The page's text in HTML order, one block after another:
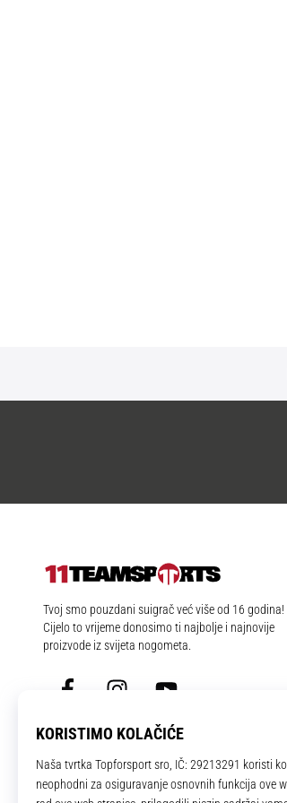
11teamsports.hr
Tvoj smo pouzdani suigrač već više od 16 godina!
Cijelo to vrijeme donosimo ti najbolje i najnovije
proizvode iz svijeta nogometa.
FacebookInstagramYouTube